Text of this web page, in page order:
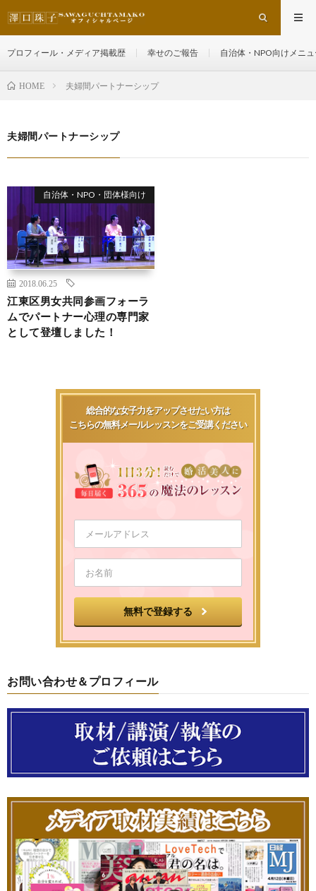
プロフィール・メディア掲載歴 幸せのご報告 自治体・NPO向けメニ
HOME 夫婦間パートナーシップ
夫婦間パートナーシップ
自治体・NPO・団体様向け
2018.06.25
江東区男女共同参画フォーラ
ムでパートナー心理の専門家
として登壇しました！
総合的な女子力をアップさせたい方は
こちらの無料メールレッスンをご受講ください
お問い合わせ＆プロフィール